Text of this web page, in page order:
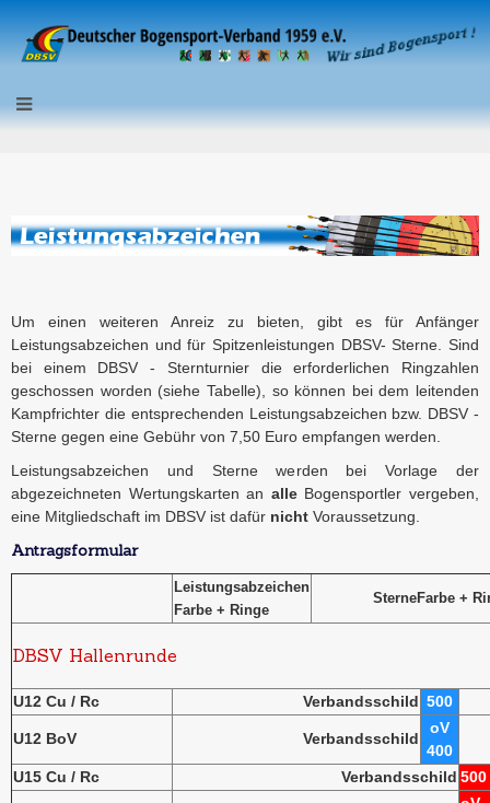
Um einen weiteren Anreiz zu bieten, gibt es für Anfänger
Leistungsabzeichen und für Spitzenleistungen DBSV- Sterne.
Sind
bei einem DBSV - Sternturnier die erforderlichen Ringzahlen
geschossen worden (siehe Tabelle), so können bei dem leitenden
Kampfrichter die entsprechenden Leistungsabzeichen bzw. DBSV -
Sterne gegen eine Gebühr von 7,50 Euro empfangen werden.
Leistungsabzeichen und Sterne werden bei Vorlage der
abgezeichneten Wertungskarten an alleBogensportler vergeben,
eine Mitgliedschaft im DBSV ist dafür nicht Voraussetzung.
Antragsformular
Leistungsabzeichen
Farbe + Ringe
SterneFarbe +
DBSV Hallenrunde
U12 Cu / Rc Verbandsschild 500
U12 BoV Verbandsschild
oV
400
U15 Cu / Rc
Verbandsschild 500